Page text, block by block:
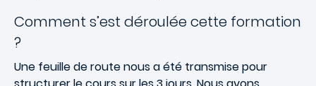
Comment s’est déroulée cette formation
?
Une feuille de route nous a été transmise pour